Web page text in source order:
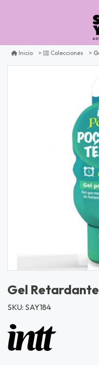
Inicio Colecciones
Gel
SKU: SAY184